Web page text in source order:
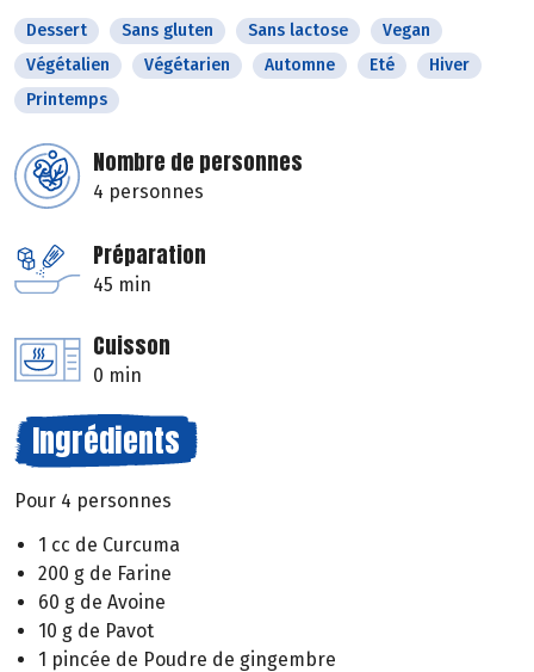
Dessert Sans gluten Sans lactose
Vegan
Végétalien
Végétarien Automne Eté
Hiver
Printemps
Nombre de personnes
4 personnes
Préparation
45 min
Cuisson
0 min
Ingrédients
Pour 4 personnes
1 cc de Curcuma
200 g de Farine
60 g de Avoine
10 g de Pavot
1 pincée de Poudre de gingembre